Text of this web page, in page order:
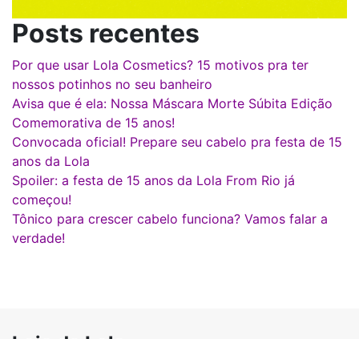
Posts recentes
Por que usar Lola Cosmetics? 15 motivos pra ter
nossos potinhos no seu banheiro
Avisa que é ela: Nossa Máscara Morte Súbita Edição
Comemorativa de 15 anos!
Convocada oficial! Prepare seu cabelo pra festa de 15
anos da Lola
Spoiler: a festa de 15 anos da Lola From Rio já
começou!
Tônico para crescer cabelo funciona? Vamos falar a
verdade!